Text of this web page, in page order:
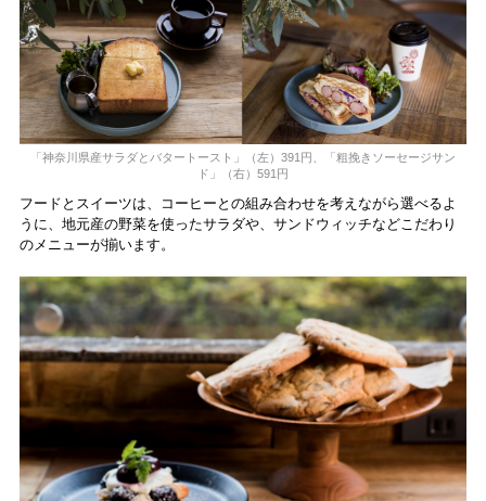
「神奈川県産サラダとバタートースト」（左）391円、「粗挽きソーセージサン
ド」（右）591円
フードとスイーツは、コーヒーとの組み合わせを考えながら選べるよ
うに、地元産の野菜を使ったサラダや、サンドウィッチなどこだわり
のメニューが揃います。